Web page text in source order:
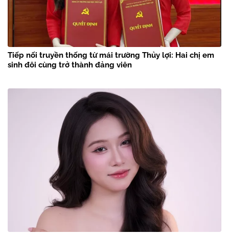
Tiếp nối truyền thống từ mái trường Thủy lợi: Hai chị em
sinh đôi cùng trở thành đảng viên